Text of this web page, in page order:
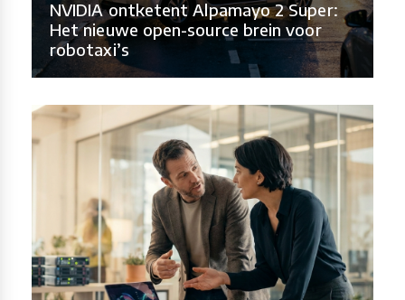
NVIDIA ontketent Alpamayo 2 Super:
Het nieuwe open-source brein voor
robotaxi’s